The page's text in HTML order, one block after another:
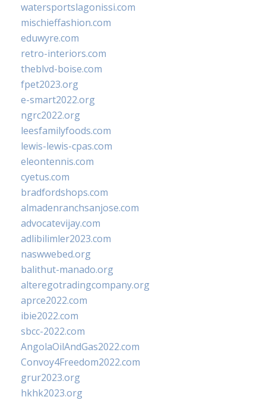
watersportslagonissi.com
mischieffashion.com
eduwyre.com
retro-interiors.com
theblvd-boise.com
fpet2023.org
e-smart2022.org
ngrc2022.org
leesfamilyfoods.com
lewis-lewis-cpas.com
eleontennis.com
cyetus.com
bradfordshops.com
almadenranchsanjose.com
advocatevijay.com
adlibilimler2023.com
naswwebed.org
balithut-manado.org
alteregotradingcompany.org
aprce2022.com
ibie2022.com
sbcc-2022.com
AngolaOilAndGas2022.com
Convoy4Freedom2022.com
grur2023.org
hkhk2023.org